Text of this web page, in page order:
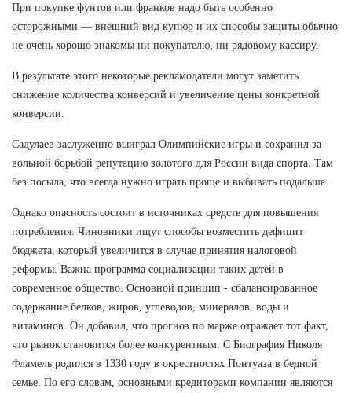
При покупке фунтов или франков надо быть особенно
осторожными — внешний вид купюр и их способы защиты обычно
не очень хорошо знакомы ни покупателю, ни рядовому кассиру.
В результате этого некоторые рекламодатели могут заметить
снижение количества конверсий и увеличение цены конкретной
конверсии.
Садулаев заслуженно выиграл Олимпийские игры и сохранил за
вольной борьбой репутацию золотого для России вида спорта. Там
без посыла, что всегда нужно играть проще и выбивать подальше.
Однако опасность состоит в источниках средств для повышения
потребления. Чиновники ищут способы возместить дефицит
бюджета, который увеличится в случае принятия налоговой
реформы. Важна программа социализации таких детей в
современное общество. Основной принцип - сбалансированное
содержание белков, жиров, углеводов, минералов, воды и
витаминов. Он добавил, что прогноз по марже отражает тот факт,
что рынок становится более конкурентным. С Биография Николя
Фламель родился в 1330 году в окрестностях Понтуаза в бедной
семье. По его словам, основными кредиторами компании являются